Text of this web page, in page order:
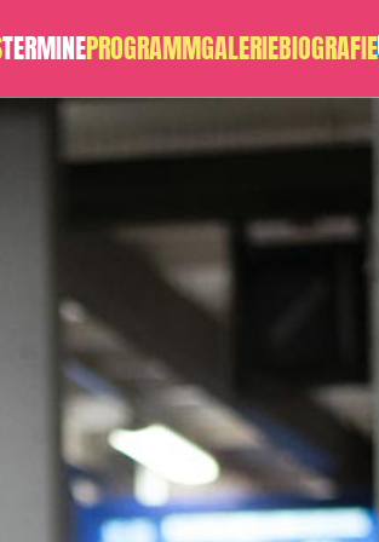
TERMINEPROGRAMMGALERIEBIOGRAFIE